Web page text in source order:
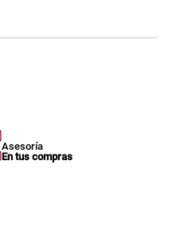
Asesoría
En tus compras